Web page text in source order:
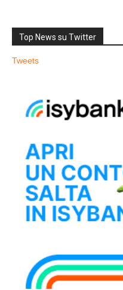
Top News su Twitter
Tweets